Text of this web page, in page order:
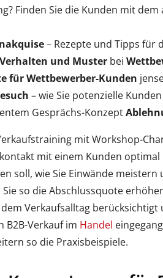
Finden Sie die Kunden mit
– Rezepte und Tipps für
Verhalten und Musterbei
für Wettbewerber-Kunden
– wie Sie potenzielle
Gesprächs-Konzept
mit Workshop-
mit einem Kunden
soll, wie Sie Einwände meistern
so die Abschlussquote
Verkaufsalltag
B2B-Verkauf im Handel
so die Praxisbeispiele.